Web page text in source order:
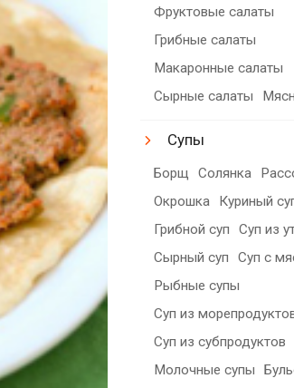
Фруктовые салаты
Грибные салаты
Макаронные салаты
Сырные салаты
Супы
Борщ Солянка
Окрошка
Куриный
Грибной суп
Суп из
Сырный суп
Суп с
Рыбные супы
Суп из
Суп из субпродуктов
Молочные супы